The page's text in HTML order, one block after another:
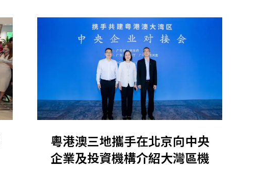
粵港澳三地攜手在北京向中央
企業及投資機構介紹大灣區機